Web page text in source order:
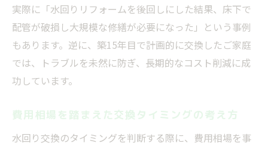
実際に「水回りリフォームを後回しにした結果、床下で
配管が破損し大規模な修繕が必要になった」という事例
もあります。逆に、築15年目で計画的に交換したご家庭
では、トラブルを未然に防ぎ、長期的なコスト削減に成
功しています。
費用相場を踏まえた交換タイミングの考え方
水回り交換のタイミングを判断する際に、費用相場を事